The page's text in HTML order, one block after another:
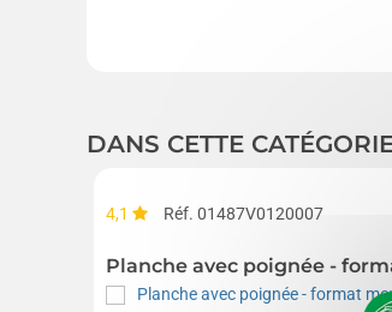
DANS CETTE
4,1 Réf. 01487V0120007
Planche avec poignée -